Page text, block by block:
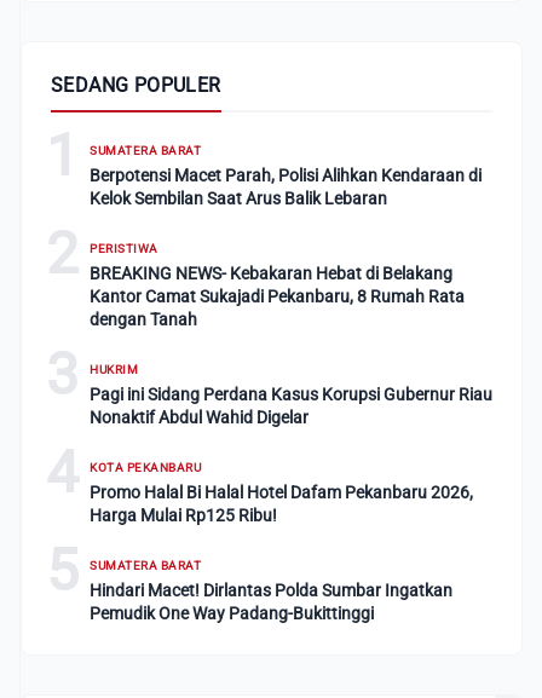
SEDANG POPULER
1 SUMATERA BARAT
Berpotensi Macet Parah, Polisi Alihkan Kendaraan di
Kelok Sembilan Saat Arus Balik Lebaran
2 PERISTIWA
BREAKING NEWS- Kebakaran Hebat di Belakang
Kantor Camat Sukajadi Pekanbaru, 8 Rumah Rata
dengan Tanah
3 HUKRIM
Pagi ini Sidang Perdana Kasus Korupsi Gubernur Riau
Nonaktif Abdul Wahid Digelar
4 KOTA PEKANBARU
Promo Halal Bi Halal Hotel Dafam Pekanbaru 2026,
Harga Mulai Rp125 Ribu!
5 SUMATERA BARAT
Hindari Macet! Dirlantas Polda Sumbar Ingatkan
Pemudik One Way Padang-Bukittinggi